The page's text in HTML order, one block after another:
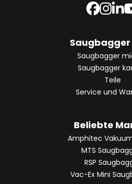
Saugbagger
Saugbagger
Saugbagger
Teile
Service und
Beliebte
Amphitec
MTS
RSP
Vac-Ex Mini